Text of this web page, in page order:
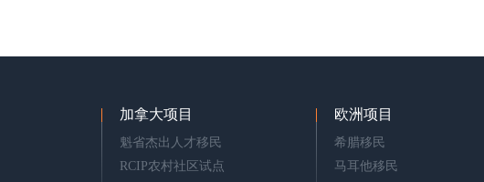
加拿大项目
魁省杰出人才移民
RCIP农村社区试点
欧洲项目
希腊移民
马耳他移民